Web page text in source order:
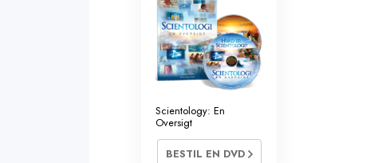
Scientology: En
Oversigt
BESTIL EN DVD